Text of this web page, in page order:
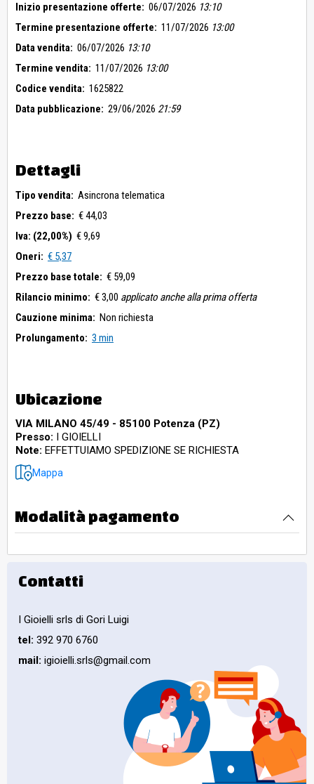
Inizio presentazione offerte: 06/07/2026 13:10
Termine presentazione offerte: 11/07/2026 13:00
Data vendita: 06/07/2026 13:10
Termine vendita: 11/07/2026 13:00
Codice vendita: 1625822
Data pubblicazione: 29/06/2026 21:59
Dettagli
Tipo vendita: Asincrona telematica
Prezzo base: € 44,03
Iva: (22,00%) € 9,69
Oneri: € 5,37
Prezzo base totale: € 59,09
Rilancio minimo: € 3,00 applicato anche alla prima offerta
Cauzione minima: Non richiesta
Prolungamento: 3 min
Ubicazione
VIA MILANO 45/49 - 85100 Potenza (PZ)
Presso: I GIOIELLI
Note: EFFETTUIAMO SPEDIZIONE SE RICHIESTA
Mappa
Modalità pagamento
Contatti
I Gioielli srls di Gori Luigi
tel: 392 970 6760
mail: igioielli.srls@gmail.com